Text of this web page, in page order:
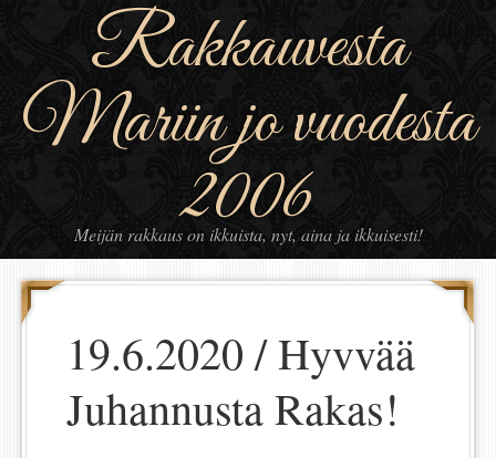
Rakkauvesta
Mariin jo vuodesta
2006
Meijän rakkaus on ikkuista, nyt, aina ja ikkuisesti!
19.6.2020 / Hyvvää
Juhannusta Rakas!